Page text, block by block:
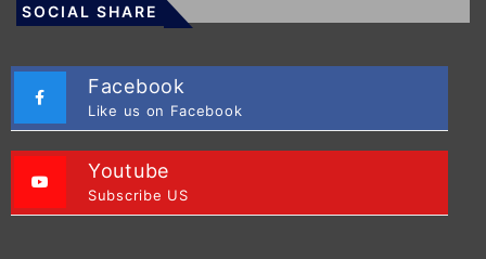
SOCIAL SHARE
Facebook
Like us on Facebook
Youtube
Subscribe US